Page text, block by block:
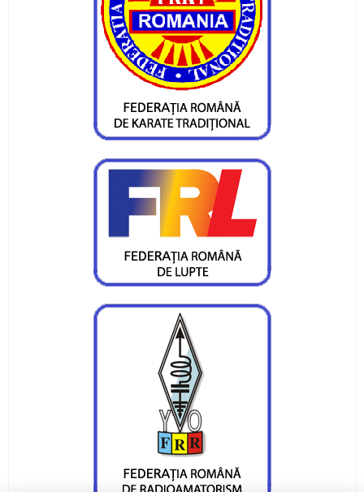
Medalie de bronz pentru Silviu Munteanu
Silviu Munteanu aspira la finala probei de 60 de
metri
Flotila pietreana de la CS Ceahlaul - LPS,
Diana Tiganasu si Daniel Munteanu s-au
calificat pentru Campionatul Balcanic
Prioritatile canotorilor pietreni
Primele medalii ale canotorilor pietreni în
sezonul 2020
Curs festiv pentru sportivii noștri de la LPS
Piatra Neamț
Mihai Mihuț visează la Jocurile Olimpice din
2020